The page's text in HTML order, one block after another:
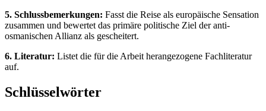
5. Schlussbemerkungen: Fasst die Reise als europäische Sensation
zusammen und bewertet das primäre politische Ziel der anti-
osmanischen Allianz als gescheitert.
6. Literatur: Listet die für die Arbeit herangezogene Fachliteratur
auf.
Schlüsselwörter